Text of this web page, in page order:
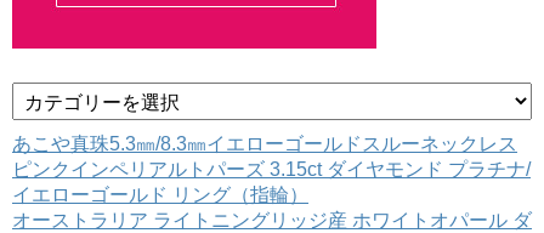
テ
ゴ
リ
ー
あこや真珠5.3㎜/8.3㎜イエローゴールドスルーネックレス
ピンクインペリアルトパーズ 3.15ct ダイヤモンド プラチナ/
イエローゴールド リング（指輪）
オーストラリア ライトニングリッジ産 ホワイトオパール ダ